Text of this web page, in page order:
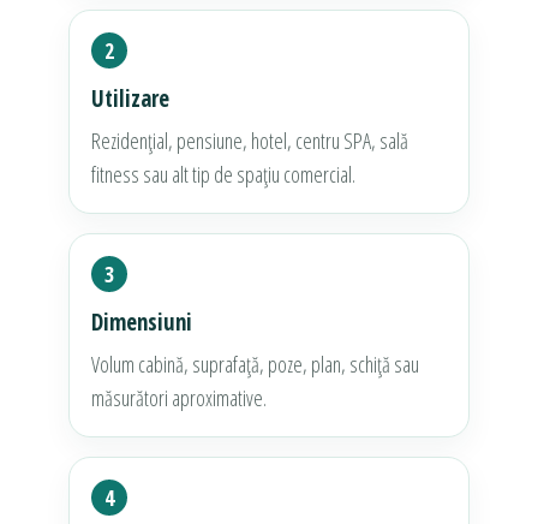
2
Utilizare
Rezidențial, pensiune, hotel, centru SPA, sală
fitness sau alt tip de spațiu comercial.
3
Dimensiuni
Volum cabină, suprafață, poze, plan, schiță sau
măsurători aproximative.
4